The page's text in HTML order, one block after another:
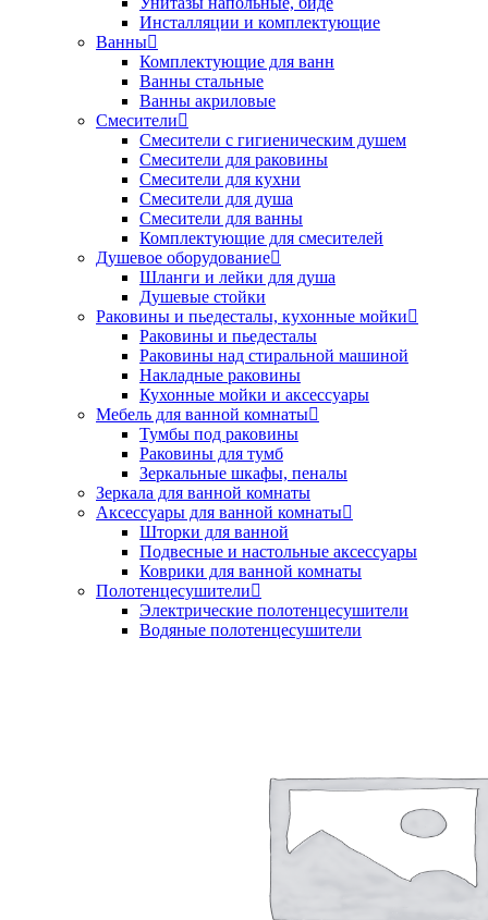
Инсталляции и комплектующие
Ванны
Комплектующие для ванн
Ванны стальные
Ванны акриловые
Смесители
Смесители с гигиеническим душем
Смесители для раковины
Смесители для кухни
Смесители для душа
Смесители для ванны
Комплектующие для смесителей
Душевое оборудование
Шланги и лейки для душа
Душевые стойки
Раковины и пьедесталы, кухонные мойки
Раковины и пьедесталы
Раковины над стиральной машиной
Накладные раковины
Кухонные мойки и аксессуары
Мебель для ванной комнаты
Тумбы под раковины
Раковины для тумб
Зеркальные шкафы, пеналы
Зеркала для ванной комнаты
Аксессуары для ванной комнаты
Шторки для ванной
Подвесные и настольные аксессуары
Коврики для ванной комнаты
Полотенцесушители
Электрические полотенцесушители
Водяные полотенцесушители